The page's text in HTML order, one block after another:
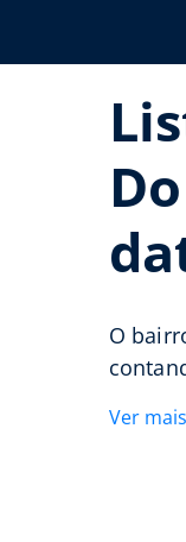
O
Ver mais